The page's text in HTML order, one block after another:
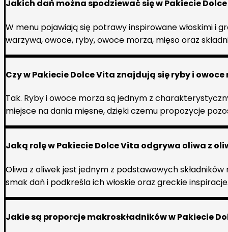
Jakich dań można spodziewać się w Pakiecie
W menu pojawiają się potrawy inspirowane włoskimi
warzywa, owoce, ryby, owoce morza, mięso oraz
Czy w Pakiecie Dolce Vita znajdują się ryby i
Tak. Ryby i owoce morza są jednym z
miejsce na dania mięsne, dzięki czemu propozycje
Jaką rolę w Pakiecie Dolce Vita odgrywa oliwa z
Oliwa z oliwek jest jednym z podstawowych
smak dań i podkreśla ich włoskie oraz greckie
Jakie są proporcje makroskładników w Pakiecie